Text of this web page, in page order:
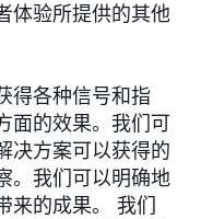
体验所提供的其他
得各种信号和指
面的效果。我们可
决方案可以获得的
。我们可以明确地
来的成果。 我们